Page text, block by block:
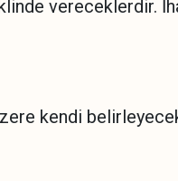
vereceklerdir.
kendi